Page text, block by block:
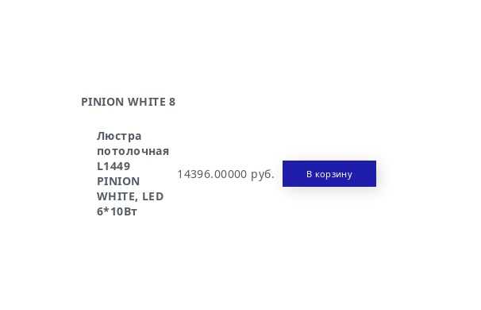
PINION WHITE 8
Люстра
потолочная
L1449
PINION
WHITE, LED
6*10Вт
14396.00000 руб. В корзину